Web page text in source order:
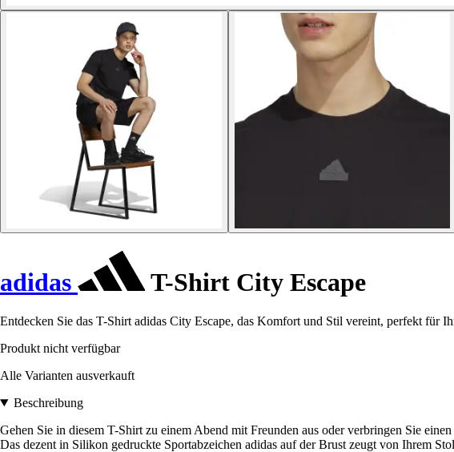
adidas T-Shirt City Escape
Entdecken Sie das T-Shirt adidas City Escape, das Komfort und Stil vereint, perfekt für
Produkt nicht verfügbar
Alle Varianten ausverkauft
Beschreibung
Gehen Sie in diesem T-Shirt zu einem Abend mit Freunden aus oder verbringen Sie
Das dezent in Silikon gedruckte Sportabzeichen adidas auf der Brust zeugt von Ihrem